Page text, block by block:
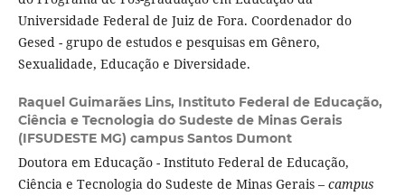
Universidade Federal de Juiz de Fora. Coordenador do
Gesed - grupo de estudos e pesquisas em Gênero,
Sexualidade, Educação e Diversidade.
Raquel Guimarães Lins, Instituto Federal de Educação,
Ciência e Tecnologia do Sudeste de Minas Gerais
(IFSUDESTE MG) campus Santos Dumont
Doutora em Educação - Instituto Federal de Educação,
Ciência e Tecnologia do Sudeste de Minas Gerais – campus